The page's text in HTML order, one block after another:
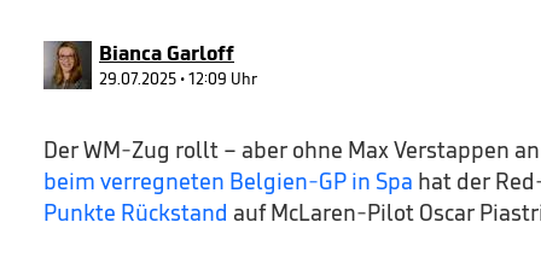
Bianca Garloff
29.07.2025 • 12:09 Uhr
Der WM-Zug rollt – aber ohne Max Verstappen
beim verregneten Belgien-GP in Spa hat der
Punkte Rückstand auf McLaren-Pilot Oscar